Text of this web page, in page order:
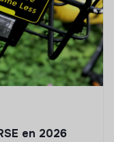
en 2026